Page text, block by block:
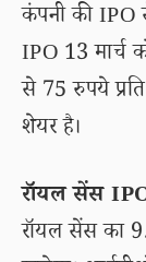
कंपनी की IPO
IPO 13 मार्च
से 75 रुपये
शेयर है।
रॉयल सेंस
रॉयल सेंस का